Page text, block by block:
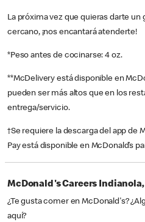
La próxima vez que quieras darte un
cercano, ¡nos encantará atenderte!
*Peso antes de cocinarse: 4 oz.
**McDelivery está disponible en
pueden ser más altos que en los
entrega/servicio.
†Se requiere la descarga del app de
Pay está disponible en McDonald’s
McDonald's Careers Indianola,
¿Te gusta comer en McDonald's?
aquí?